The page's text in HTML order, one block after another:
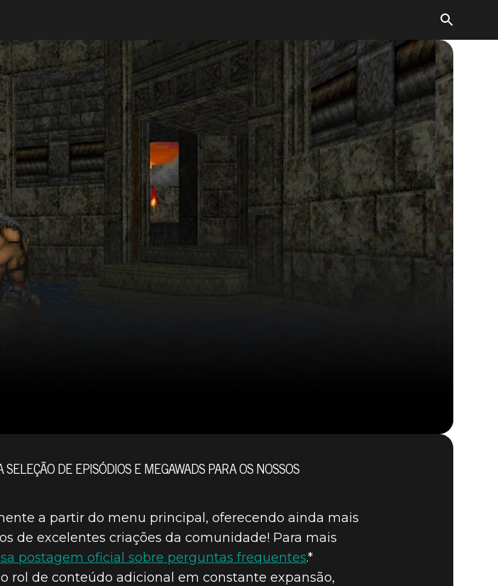
DE EPISÓDIOS E MEGAWADS PARA OS NOSSOS
a partir do menu principal, oferecendo ainda mais
de excelentes criações da comunidade! Para mais
postagem oficial sobre perguntas frequentes.*
rol de conteúdo adicional em constante expansão,